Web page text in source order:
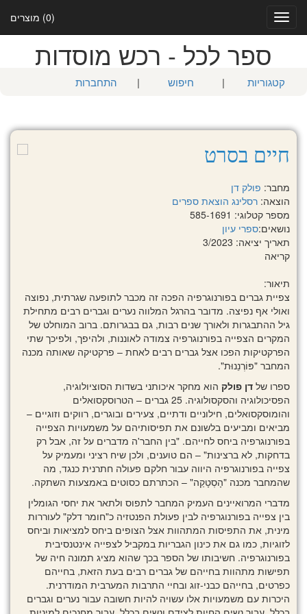
(0) מוצרים
Toggle
navigation
ספר לכל - רכש מוסדות
קטגוריות | חיפוש | התחברות
חיים בסרט
מחבר: פולק דן
הוצאה: רסלינג הוצאת ספרים
מספר קטלוגי: 585-1691
נושאים:ספרי עיון
תאריך יציאה: 3/2023
קריאה
תיאור:
צפיית גברים בפורנוגרפיה הפכה זה מכבר לתופעה שגרתית, נפוצה
ואולי אף נפיצה. מדובר בהרגל המלווה נערים וגברים רבים מתחילת
גיל ההתבגרות ולאורך שנים רבות, גם בבגרותם. ברוב המוחלט של
המקרים הצפייה בפורנוגרפיה צמודה לאוננות, ולהיפך, ולפיכך שתי
הפרקטיקות הפכו אצל גברים רבים לאחת – פרקטיקה שאותה מכנה
המחבר "פּוֹרְנֵנוּת".
ספרו של דן פולק הוא מחקר איכותני בשדות הסוציולוגיה,
הפסיכולוגיה והסקסולוגיה. 25 גברים – הטרוסקסואלים
והומוסקסואלים, חילוניים ודתיים, צעירים ובוגרים, רווקים וזוגיים –
מביאים ומביעים בלשונם את תפיסותיהם על משמעויות הצפייה
בפורנוגרפיה ביחס לחייהם. "בין החבר'ה מדברים על זה, אבל רק
בדחקות, לא ברצינות" – הם טוענים, ולכן שיח רציני ומעמיק על
צפייה בפורנוגרפיה היווה עבור חלקם פעולה חתרנית כנגד, מה
שהמחבר מכנה "הָסְטָקַה" – הכתרתם כסוטים באמצעות השתקה.
מדברי המרואיינים העמיק המחבר לתפוס ולתאר את יחסי הגומלין
בין צפייה בפורנוגרפיה לבין פעולת הפנטזיה כ"חומר דלק" לעוררות
מינית, את התפיסות המתהוות אצל הצופים ביחס למציאות וביחס
לזוגיות, כמו גם את כינון הגבריות במקביל לצפייה אינטנסיבית
בפורנוגרפיה. חשיבותו של הספר בכך שהוא מציג תמונה חיה של
תפישות מתהוות בחייהם של גברים רבים בעת הזאת, בחייהם
כפרטים, בחייהם כבני-זוג ובחיי התרבות המערבית המודרנית.
היכרות עם משמעויות אלו עשויה להיות חשובה עבור נערים וגברים